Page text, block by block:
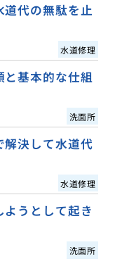
代の無駄を止
水道修理
基本的な仕組
洗面所
解決して水道代
水道修理
うとして起き
洗面所